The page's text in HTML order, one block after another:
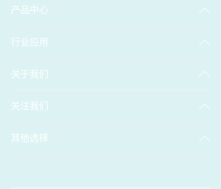
产品中心
行业应用
关于我们
关注我们
其他选择